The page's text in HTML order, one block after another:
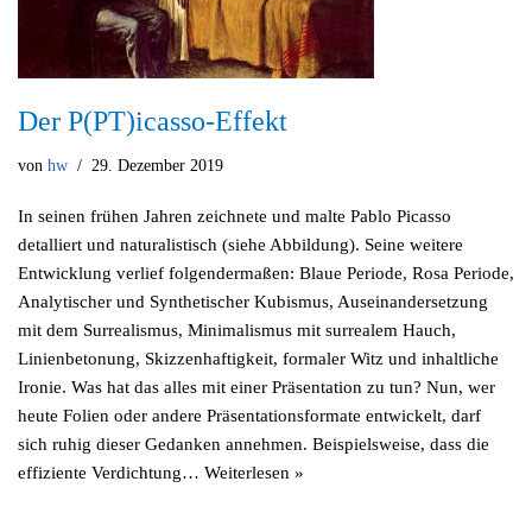
Der P(PT)icasso-Effekt
von hw 29. Dezember 2019
In seinen frühen Jahren zeichnete und malte Pablo Picasso
detalliert und naturalistisch (siehe Abbildung). Seine weitere
Entwicklung verlief folgendermaßen: Blaue Periode, Rosa Periode,
Analytischer und Synthetischer Kubismus, Auseinandersetzung
mit dem Surrealismus, Minimalismus mit surrealem Hauch,
Linienbetonung, Skizzenhaftigkeit, formaler Witz und inhaltliche
Ironie. Was hat das alles mit einer Präsentation zu tun? Nun, wer
heute Folien oder andere Präsentationsformate entwickelt, darf
sich ruhig dieser Gedanken annehmen. Beispielsweise, dass die
effiziente Verdichtung… Weiterlesen »